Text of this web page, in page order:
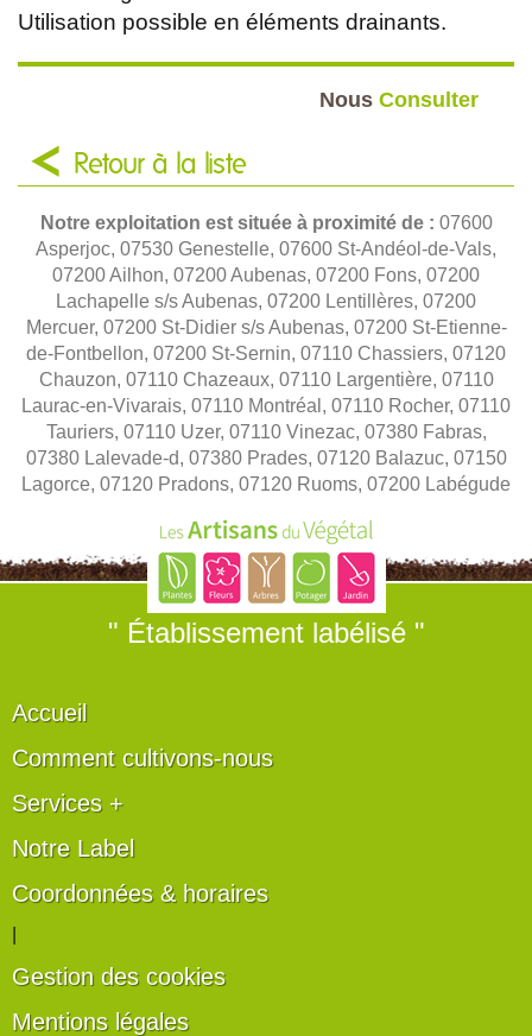
Utilisation possible en éléments drainants.
Nous Consulter
Retour à la liste
Notre exploitation est située à proximité de : 07600
Asperjoc, 07530 Genestelle, 07600 St-Andéol-de-Vals,
07200 Ailhon, 07200 Aubenas, 07200 Fons, 07200
Lachapelle s/s Aubenas, 07200 Lentillères, 07200
Mercuer, 07200 St-Didier s/s Aubenas, 07200 St-Etienne-
de-Fontbellon, 07200 St-Sernin, 07110 Chassiers, 07120
Chauzon, 07110 Chazeaux, 07110 Largentière, 07110
Laurac-en-Vivarais, 07110 Montréal, 07110 Rocher, 07110
Tauriers, 07110 Uzer, 07110 Vinezac, 07380 Fabras,
07380 Lalevade-d, 07380 Prades, 07120 Balazuc, 07150
Lagorce, 07120 Pradons, 07120 Ruoms, 07200 Labégude
" Établissement labélisé "
Accueil
Comment cultivons-nous
Services +
Notre Label
Coordonnées & horaires
Gestion des cookies
Mentions légales